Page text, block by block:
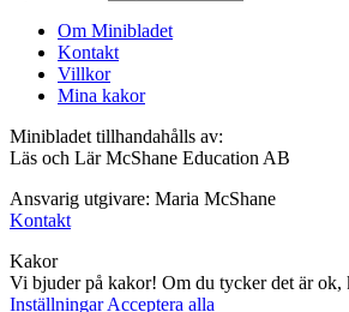
Om Minibladet
Kontakt
Villkor
Mina kakor
Minibladet tillhandahålls av:
Läs och Lär McShane Education AB
Ansvarig utgivare: Maria McShane
Kontakt
Kakor
Vi bjuder på kakor! Om du tycker det är
InställningarAcceptera alla